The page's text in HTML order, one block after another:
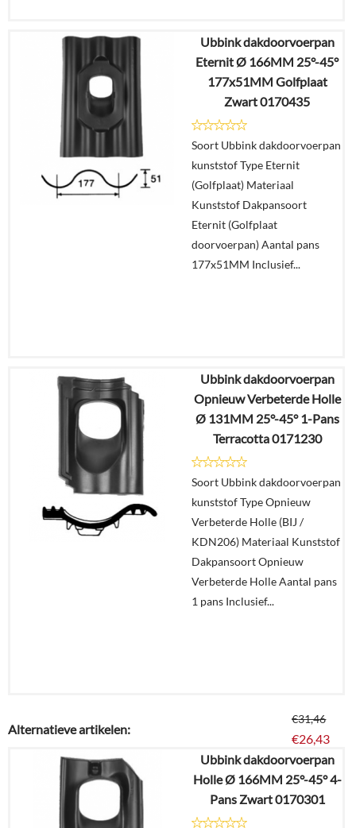
€57,23
€48,08
In
winkelmand
Ubbink dakdoorvoerpan
Eternit Ø 166MM 25°-45°
177x51MM Golfplaat
Zwart 0170435
Soort Ubbink dakdoorvoerpan
kunststof Type Eternit
(Golfplaat) Materiaal
Kunststof Dakpansoort
Eternit (Golfplaat
doorvoerpan) Aantal pans
177x51MM Inclusief...
€83,61
€57,56
In
winkelmand
Ubbink dakdoorvoerpan
Opnieuw Verbeterde Holle
Ø 131MM 25°-45° 1-Pans
Terracotta 0171230
Soort Ubbink dakdoorvoerpan
kunststof Type Opnieuw
Verbeterde Holle (BIJ /
KDN206) Materiaal Kunststof
Dakpansoort Opnieuw
Verbeterde Holle Aantal pans
1 pans Inclusief...
€31,46
€26,43
Details
Alternatieve artikelen:
Ubbink dakdoorvoerpan
Holle Ø 166MM 25°-45° 4-
Pans Zwart 0170301